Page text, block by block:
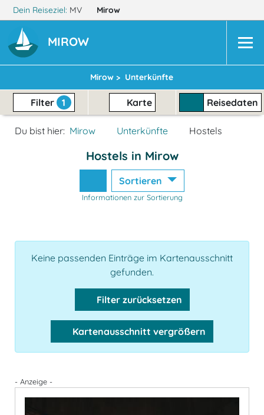
Dein Reiseziel: MV Mirow
MIROW
Mirow > Unterkünfte
Filter 1 Karte Reisedaten
Du bist hier: Mirow Unterkünfte Hostels
Hostels in Mirow
Sortieren
Informationen zur Sortierung
Keine passenden Einträge im Kartenausschnitt
gefunden.
Filter zurücksetzen
Kartenausschnitt vergrößern
- Anzeige -